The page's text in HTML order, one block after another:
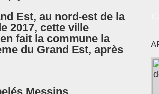
Est, au nord-est de la
2017, cette ville
fait la commune la
du Grand Est, après
Messins